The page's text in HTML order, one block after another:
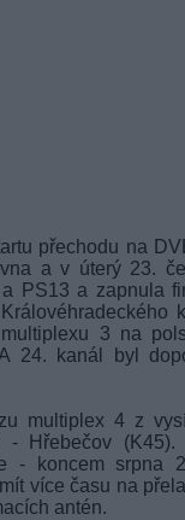
přechodu na
a v úterý 23.
PS13 a zapnula
3 na
24. kanál byl
multiplex 4 z
- Hřebečov (K45).
- koncem srpna
více času na
antén.